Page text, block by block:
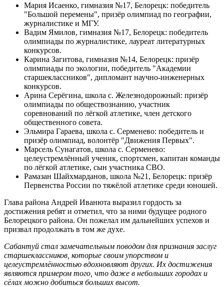
Мария Исаенко, гимназия №17, Белорецк: победитель
"Большой перемены", призёр олимпиад по географии,
журналистике и МГУ.
Вадим Ямилов, гимназия №17, Белорецк: победитель
олимпиады по журналистике, лауреат литературных
конкурсов.
Карина Загитова, гимназия №14, Белорецк: призёр
олимпиады по экологии, победитель "Академии
старшеклассников", дипломант научно-инженерных
конкурсов.
Арина Серёгина, школа с. Железнодорожный: призёр
олимпиады по обществознанию, участник
соревнований по лёгкой атлетике, член детского
общественного совета.
Эльмира Гараева, школа с. Серменево: победитель и
призёр олимпиад, волонтёр "Движения Первых".
Марсель Сунагатов, школа с. Серменево:
целеустремлённый ученик, спортсмен, капитан команды
по лёгкой атлетике, сын участника СВО.
Рамазан Шайхмарданов, школа №21, Белорецк: призёр
Первенства России по тяжёлой атлетике среди юношей.
Глава района Андрей Иванюта выразил гордость за
достижения ребят и отметил, что за ними будущее родного
Белорецкого района. Он пожелал им дальнейших успехов и
призвал продолжать в том же духе.
Сабантуй стал замечательным поводом для признания заслуг
старшеклассников, которые своим упорством и
целеустремлённостью вдохновляют других. Их достижения
являются примером того, что даже в небольших городах и
сёлах можно добиться больших высот.